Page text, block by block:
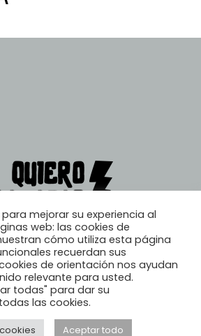
2026, Quiero Trabajar
mejorar su experiencia al
web: las cookies de
cómo utiliza esta página
recuerdan sus
de orientación nos ayudan
relevante para usted.
todas" para dar su
las cookies.
Aceptar todo